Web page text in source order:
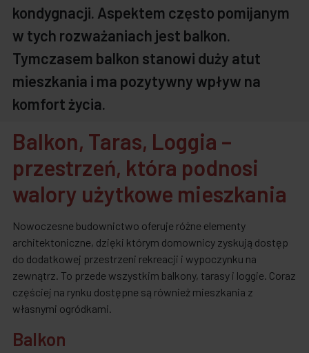
kondygnacji. Aspektem często pomijanym
w tych rozważaniach jest balkon.
Tymczasem balkon stanowi duży atut
mieszkania i ma pozytywny wpływ na
komfort życia.
Balkon, Taras, Loggia –
przestrzeń, która podnosi
walory użytkowe mieszkania
Nowoczesne budownictwo oferuje różne elementy
architektoniczne, dzięki którym domownicy zyskują dostęp
do dodatkowej przestrzeni rekreacji i wypoczynku na
zewnątrz. To przede wszystkim balkony, tarasy i loggie. Coraz
częściej na rynku dostępne są również mieszkania z
własnymi ogródkami.
Balkon